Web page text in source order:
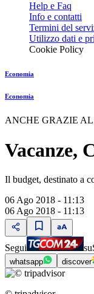
Help e Faq
Info e contatti
Termini del
Utilizzo dati e
Cookie Policy
Economia
Economia
ANCHE GRAZIE AL
Vacanze,
Il budget, destinato a
06 Ago 2018 - 11:13
06 Ago 2018 - 11:13
Segui su
whatsapp discover